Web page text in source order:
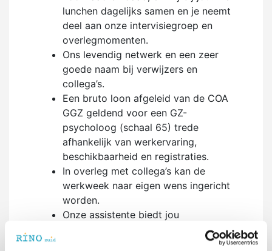
lunchen dagelijks samen en je neemt
deel aan onze intervisiegroep en
overlegmomenten.
Ons levendig netwerk en een zeer
goede naam bij verwijzers en
collega’s.
Een bruto loon afgeleid van de COA
GGZ geldend voor een GZ-
psycholoog (schaal 65) trede
afhankelijk van werkervaring,
beschikbaarheid en registraties.
In overleg met collega’s kan de
werkweek naar eigen wens ingericht
worden.
Onze assistente biedt jou